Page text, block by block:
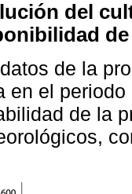
del
de
de la
en el
de la